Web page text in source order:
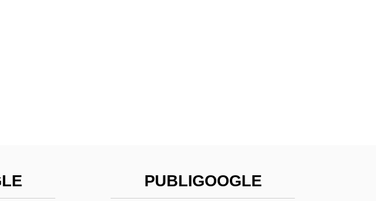
PUBLIGOOGLE